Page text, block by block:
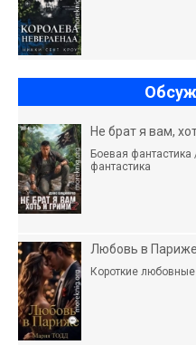
Не брат я вам,
Боевая
фантастика
Любовь в Париже
Короткие